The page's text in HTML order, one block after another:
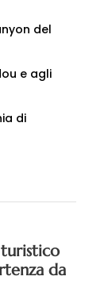
del
e agli
di
da